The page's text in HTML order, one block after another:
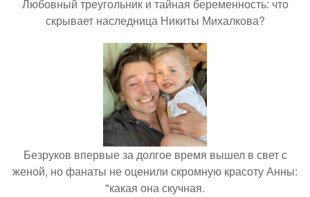
Любовный треугольник и тайная беременность: что
скрывает наследница Никиты Михалкова?
Безруков впервые за долгое время вышел в свет с
женой, но фанаты не оценили скромную красоту Анны:
"какая она скучная.